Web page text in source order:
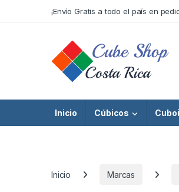
Skip to navigation¡Envío Gratis a todo el país en
Inicio Cúbicos
Inicio Marcas